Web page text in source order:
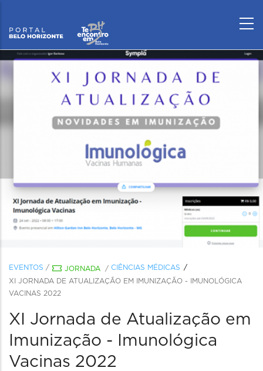
EVENTOS / JORNADA / CIÊNCIAS MÉDICAS
XI JORNADA DE ATUALIZAÇÃO EM IMUNIZAÇÃO - IMUNOLÓGICA
VACINAS 2022
XI Jornada de Atualização em
Imunização - Imunológica
Vacinas 2022